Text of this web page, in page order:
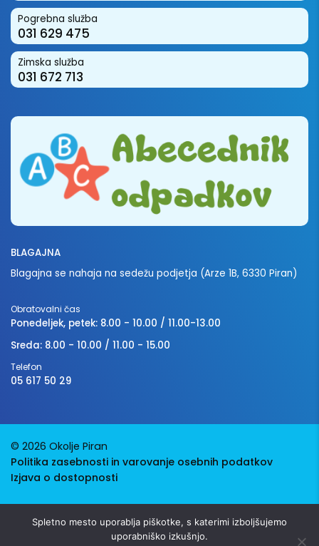
Pogrebna služba
031 629 475
Zimska služba
031 672 713
BLAGAJNA
Blagajna se nahaja na sedežu podjetja (Arze 1B, 6330 Piran)
Obratovalni čas
Ponedeljek, petek: 8.00 - 10.00 / 11.00-13.00
Sreda: 8.00 - 10.00 / 11.00 - 15.00
Telefon
05 617 50 29
© 2026 Okolje Piran
Politika zasebnosti in varovanje osebnih podatkov
Izjava o dostopnosti
Spletno mesto uporablja piškotke, s katerimi izboljšujemo
uporabniško izkušnjo.